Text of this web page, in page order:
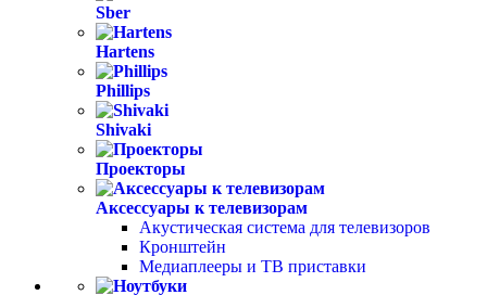
Sber
Hartens
Phillips
Shivaki
Проекторы
Аксессуары к телевизорам
Акустическая система для телевизоров
Кронштейн
Медиаплееры и ТВ приставки